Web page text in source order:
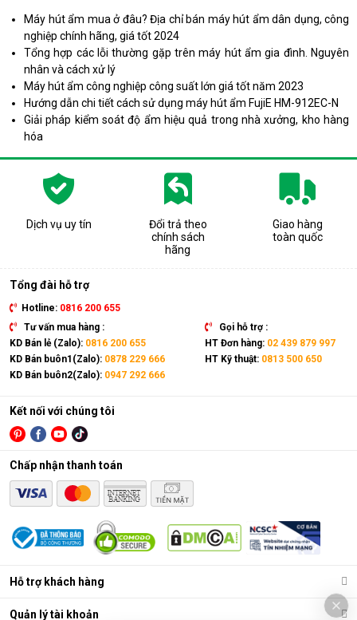
Máy hút ẩm mua ở đâu? Địa chỉ bán máy hút ẩm dân dụng, công
nghiệp chính hãng, giá tốt 2024
Tổng hợp các lỗi thường gặp trên máy hút ẩm gia đình. Nguyên
nhân và cách xử lý
Máy hút ẩm công nghiệp công suất lớn giá tốt năm 2023
Hướng dẫn chi tiết cách sử dụng máy hút ẩm FujiE HM-912EC-N
Giải pháp kiểm soát độ ẩm hiệu quả trong nhà xưởng, kho hàng
hóa
Dịch vụ uy tín
Đổi trả theo
chính sách
hãng
Giao hàng
toàn quốc
Tổng đài hỗ trợ
Hotline: 0816 200 655
Tư vấn mua hàng :
KD Bán lẻ (Zalo): 0816 200 655
KD Bán buôn1(Zalo): 0878 229 666
KD Bán buôn2(Zalo): 0947 292 666
Gọi hỗ trợ :
HT Đơn hàng: 02 439 879 997
HT Kỹ thuật: 0813 500 650
Hỗ trợ khách hàng
Quản lý tài khoản
Kết nối với chúng tôi
Chấp nhận thanh toán